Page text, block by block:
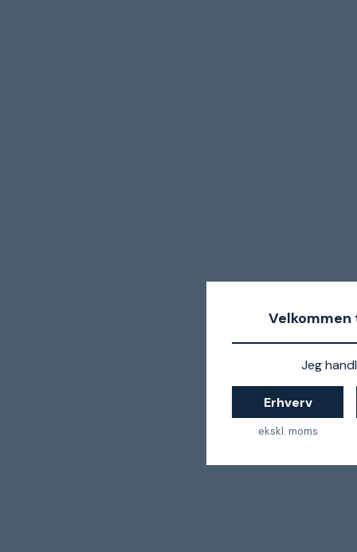
Jeg
Erhverv
ekskl. moms